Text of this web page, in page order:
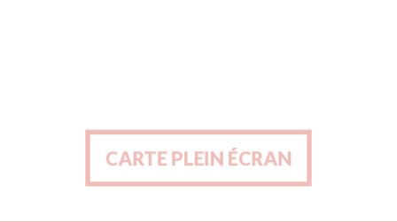
CARTE PLEIN ÉCRAN